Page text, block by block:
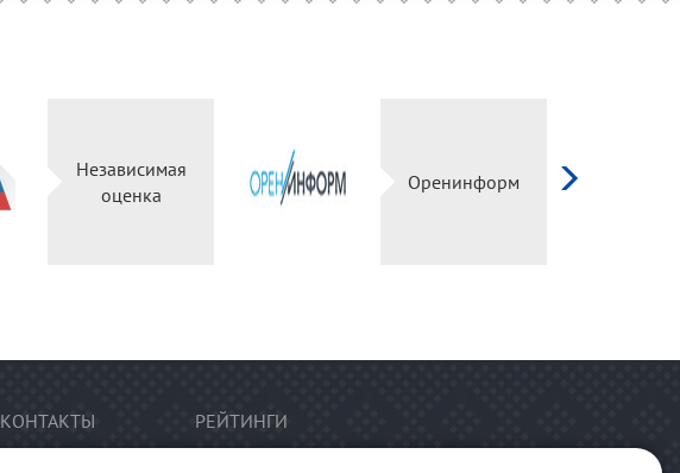
Независимая
оценка
Оренинформ
КОНТАКТЫ РЕЙТИНГИ